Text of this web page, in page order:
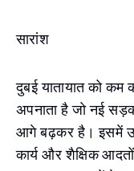
सारांश
दुबई यातायात को कम
अपनाता है जो नई
आगे बढ़कर है। इसमें
कार्य और शैक्षिक आदतों